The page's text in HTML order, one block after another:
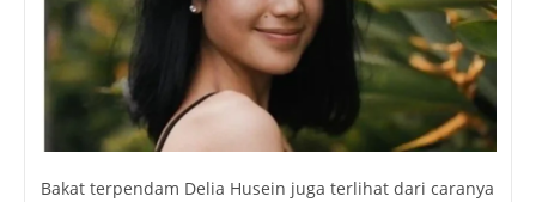
Bakat terpendam Delia Husein juga terlihat dari caranya